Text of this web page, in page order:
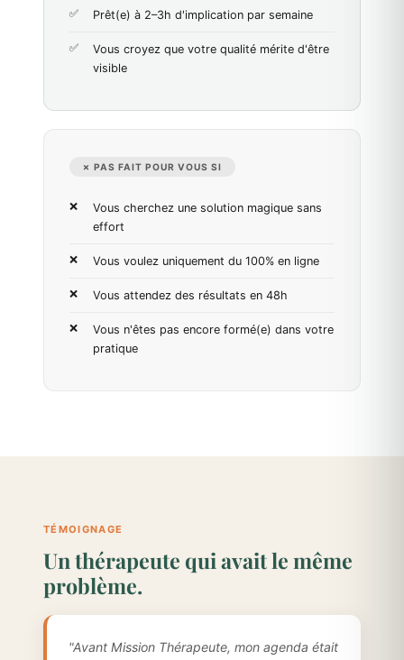
Prêt(e) à 2–3h d'implication par semaine
Vous croyez que votre qualité mérite d'être
visible
✗ PAS FAIT POUR VOUS SI
Vous cherchez une solution magique sans
effort
Vous voulez uniquement du 100% en ligne
Vous attendez des résultats en 48h
Vous n'êtes pas encore formé(e) dans votre
pratique
TÉMOIGNAGE
Un thérapeute qui avait le même
problème.
"Avant Mission Thérapeute, mon agenda était